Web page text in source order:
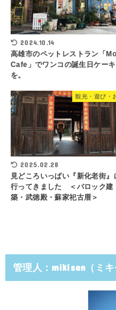
2024.10.14
高雄市のペットレストラン「
Cafe」でワンコの誕生日ケーキ
を。
観光・遊び・
2025.02.28
見どころいっぱい『新化老街』
行ってきました ＜バロック建
築・武徳殿・蘇家祀古厝＞
管理人：mikisen（ミキ